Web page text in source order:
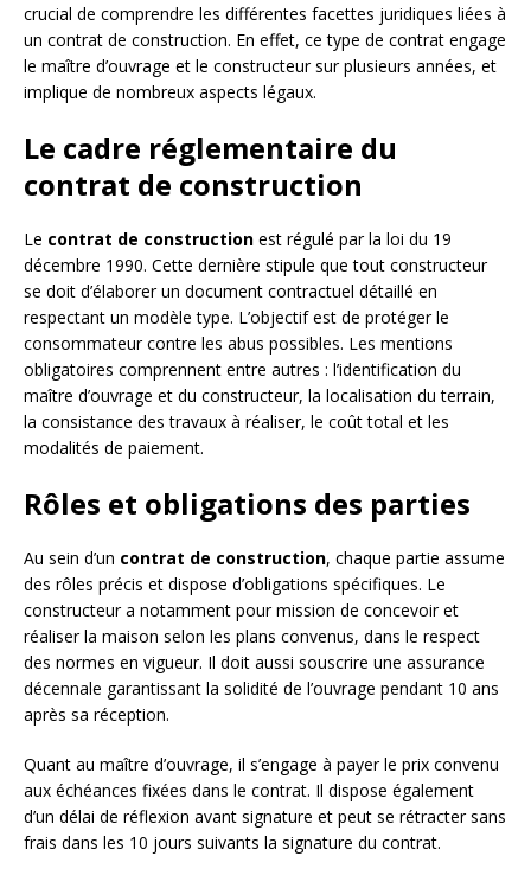
crucial de comprendre les différentes facettes juridiques liées à
un contrat de construction. En effet, ce type de contrat engage
le maître d’ouvrage et le constructeur sur plusieurs années, et
implique de nombreux aspects légaux.
Le cadre réglementaire du
contrat de construction
Le contrat de construction est régulé par la loi du 19
décembre 1990. Cette dernière stipule que tout constructeur
se doit d’élaborer un document contractuel détaillé en
respectant un modèle type. L’objectif est de protéger le
consommateur contre les abus possibles. Les mentions
obligatoires comprennent entre autres : l’identification du
maître d’ouvrage et du constructeur, la localisation du terrain,
la consistance des travaux à réaliser, le coût total et les
modalités de paiement.
Rôles et obligations des parties
Au sein d’un contrat de construction, chaque partie assume
des rôles précis et dispose d’obligations spécifiques. Le
constructeur a notamment pour mission de concevoir et
réaliser la maison selon les plans convenus, dans le respect
des normes en vigueur. Il doit aussi souscrire une assurance
décennale garantissant la solidité de l’ouvrage pendant 10 ans
après sa réception.
Quant au maître d’ouvrage, il s’engage à payer le prix convenu
aux échéances fixées dans le contrat. Il dispose également
d’un délai de réflexion avant signature et peut se rétracter sans
frais dans les 10 jours suivants la signature du contrat.